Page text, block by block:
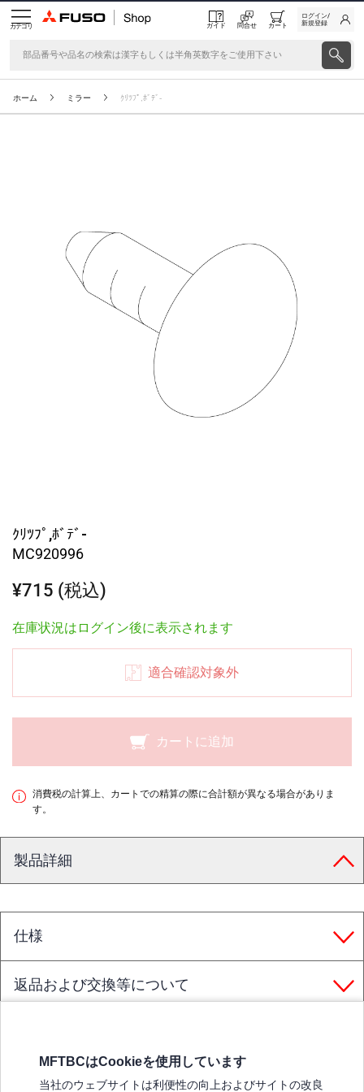
カテゴリ ガイド 問合せ カート
ログイン/
新規登録
ホーム ミラー ｸﾘﾂﾌﾟ,ﾎﾞﾃﾞ-
ｸﾘﾂﾌﾟ,ﾎﾞﾃﾞ-
MC920996
¥715 (税込)
在庫状況はログイン後に表示されます
適合確認対象外
カートに追加
消費税の計算上、カートでの精算の際に合計額が異なる場合がありま
す。
製品詳細
仕様
返品および交換等について
MFTBCはCookieを使用しています
当社のウェブサイトは利便性の向上およびサイトの改良